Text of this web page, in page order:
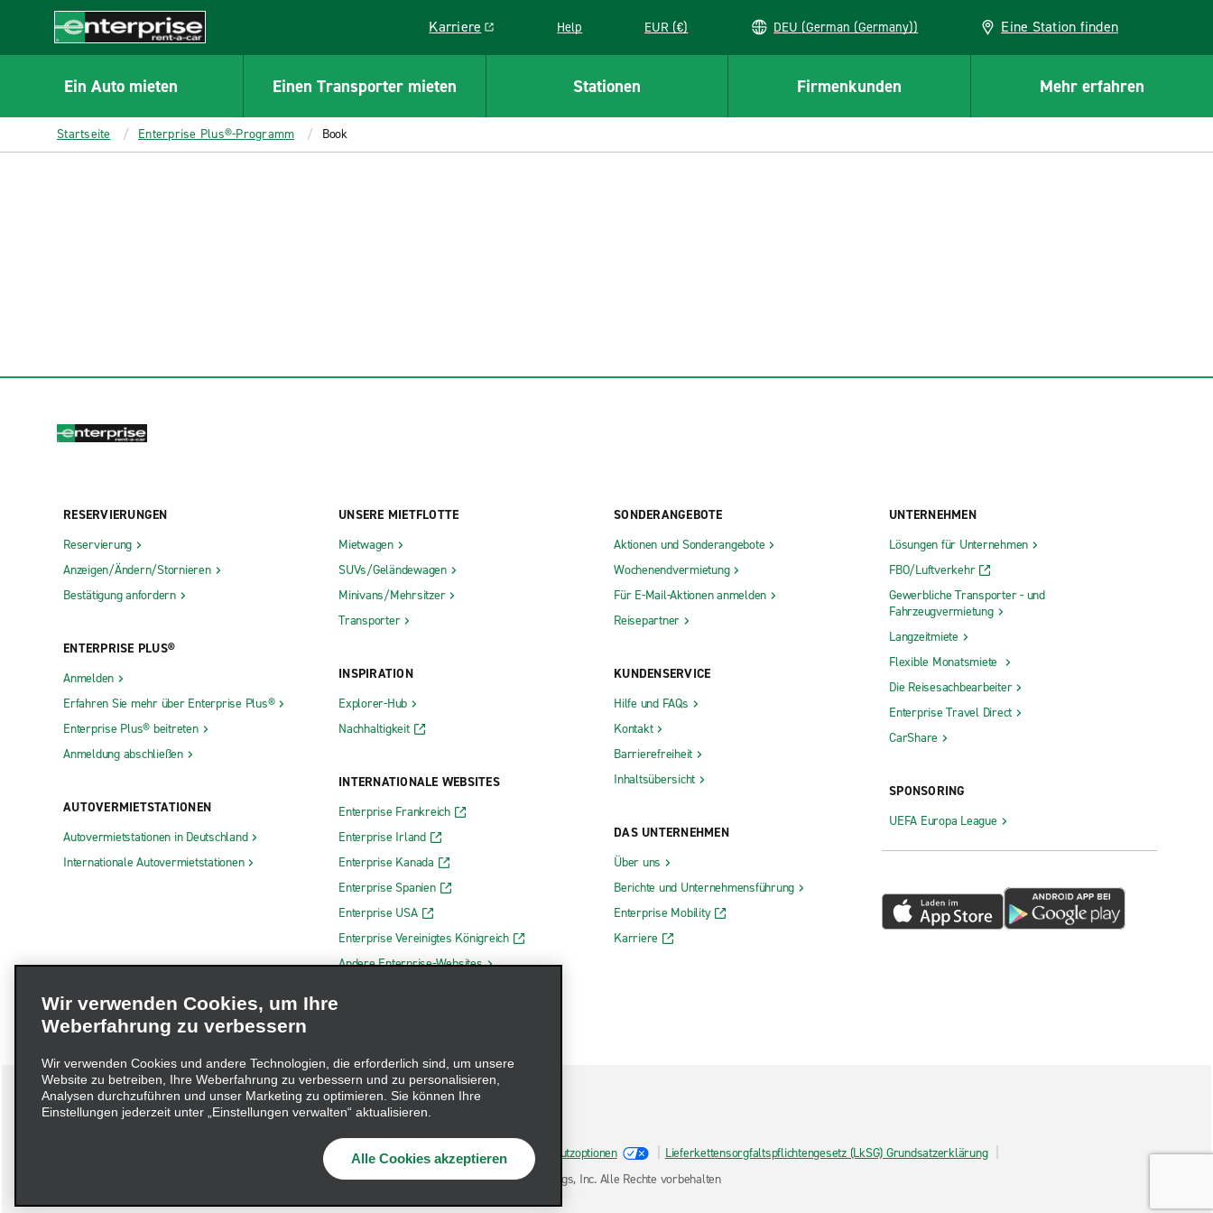
CONTENT
Enterprise
Karriere
Link opens in a new window
Help EUR (€) DEU (German (Germany)) Eine Station finden
Ein Auto mieten Einen Transporter mieten Stationen Firmenkunden Mehr erfahren
Startseite Enterprise Plus®-Programm Book
RESERVIERUNGEN
Reservierung
Anzeigen/Ändern/Stornieren
Bestätigung anfordern
ENTERPRISE PLUS®
Anmelden
Erfahren Sie mehr über Enterprise Plus®
Enterprise Plus® beitreten
Anmeldung abschließen
AUTOVERMIETSTATIONEN
Autovermietstationen in Deutschland
Internationale Autovermietstationen
UNSERE MIETFLOTTE
Mietwagen
SUVs/Geländewagen
Minivans/Mehrsitzer
Transporter
INSPIRATION
Explorer-Hub
Nachhaltigkeit
INTERNATIONALE WEBSITES
Enterprise Frankreich
Enterprise Irland
Enterprise Kanada
Enterprise Spanien
Enterprise USA
Enterprise Vereinigtes Königreich
Andere Enterprise-Websites
SONDERANGEBOTE
Aktionen und Sonderangebote
Wochenendvermietung
Für E-Mail-Aktionen anmelden
Reisepartner
KUNDENSERVICE
Hilfe und FAQs
Kontakt
Barrierefreiheit
Inhaltsübersicht
DAS UNTERNEHMEN
Über uns
Berichte und Unternehmensführung
Enterprise Mobility
Karriere
UNTERNEHMEN
Lösungen für Unternehmen
FBO/Luftverkehr
Gewerbliche Transporter - und
Fahrzeugvermietung
Langzeitmiete
Flexible Monatsmiete
Die Reisesachbearbeiter
Enterprise Travel Direct
CarShare
SPONSORING
UEFA Europa League
Datenschutzrichtlinie Cookie-Richtlinie Datenschutzoptionen
Lieferkettensorgfaltspflichtengesetz (LkSG) Grundsatzerklärung
Beschwerdeverfahren nach dem Lieferkettensorgfaltspflichtengesetz
© 2026 Enterprise Holdings, Inc. Alle Rechte vorbehalten
Wir verwenden Cookies, um Ihre
Weberfahrung zu verbessern
Wir verwenden Cookies und andere Technologien, die erforderlich sind, um unsere
Website zu betreiben, Ihre Weberfahrung zu verbessern und zu personalisieren,
Analysen durchzuführen und unser Marketing zu optimieren. Sie können Ihre
Einstellungen jederzeit unter „Einstellungen verwalten“ aktualisieren.
Alle Cookies akzeptieren